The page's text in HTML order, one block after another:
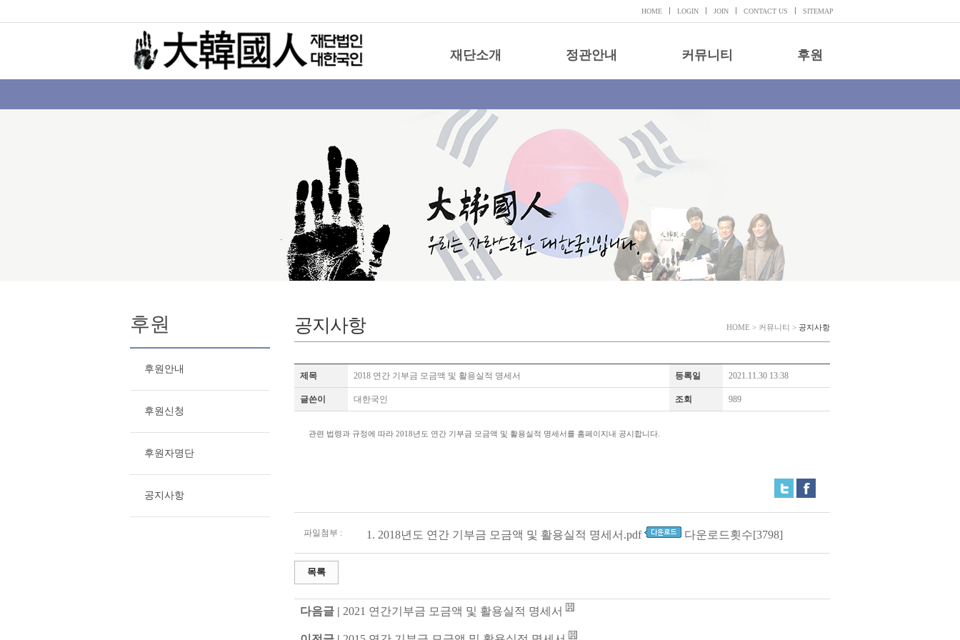
HOME LOGIN JOIN CONTACT US SITEMAP
재단소개 정관안내 커뮤니티 후원
후원
후원안내
후원신청
후원자명단
공지사항
공지사항 HOME > 커뮤니티 > 공지사항
제목 2018 연간 기부금 모금액 및 활용실적 명세서 등록일 2021.11.30 13:38
글쓴이 대한국인 조회 989
관련 법령과 규정에 따라 2018년도 연간 기부금 모금액 및 활용실적 명세서를 홈페이지내 공시합니다.
파일첨부 : 1. 2018년도 연간 기부금 모금액 및 활용실적 명세서.pdf 다운로드횟수[3798]
목록
다음글 | 2021 연간기부금 모금액 및 활용실적 명세서